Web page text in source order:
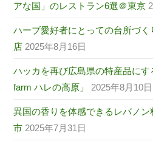
アな国」のレストラン6選＠東京
ハーブ愛好者にとっての台所づ
店 2025年8月16日
ハッカを再び広島県の特産品に
farm ハレの高原」
2025年8月10日
異国の香りを体感できるレバノ
市 2025年7月31日